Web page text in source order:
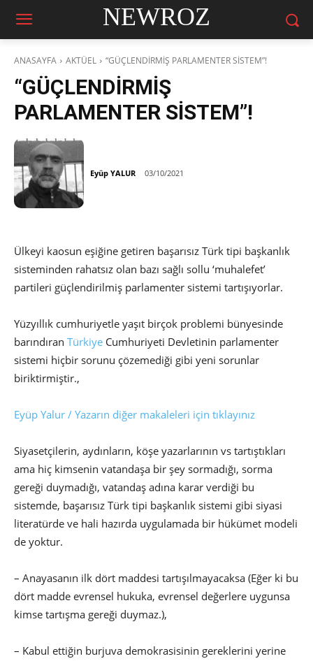
NEWROZ
ANASAYFA AKTÜEL “GÜÇLENDİRMİŞ PARLAMENTER SİSTEM”!
“GÜÇLENDİRMİŞ
PARLAMENTER SİSTEM”!
Eyüp YALUR 03/10/2021
Ülkeyi kaosun eşiğine getiren başarısız Türk tipi başkanlık
sisteminden rahatsız olan bazı sağlı sollu ‘muhalefet’
partileri güçlendirilmiş parlamenter sistemi tartışıyorlar.
Yüzyıllık cumhuriyetle yaşıt birçok problemi bünyesinde
barındıran Türkiye Cumhuriyeti Devletinin parlamenter
sistemi hiçbir sorunu çözemediği gibi yeni sorunlar
biriktirmiştir.,
Eyüp Yalur / Yazarın diğer makaleleri için tıklayınız
Siyasetçilerin, aydınların, köşe yazarlarının vs tartıştıkları
ama hiç kimsenin vatandaşa bir şey sormadığı, sorma
gereği duymadığı, vatandaş adına karar verdiği bu
sistemde, başarısız Türk tipi başkanlık sistemi gibi siyasi
literatürde ve hali hazırda uygulamada bir hükümet modeli
de yoktur.
– Anayasanın ilk dört maddesi tartışılmayacaksa (Eğer ki bu
dört madde evrensel hukuka, evrensel değerlere uygunsa
kimse tartışma gereği duymaz.),
– Kabul ettiğin burjuva demokrasisinin gereklerini yerine